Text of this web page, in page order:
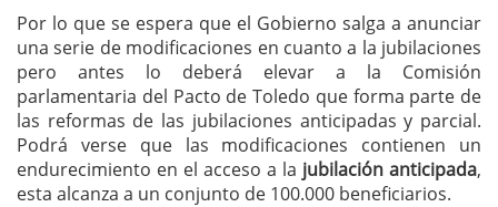
Por lo que se espera que el Gobierno salga a anunciar
una serie de modificaciones en cuanto a la jubilaciones
pero antes lo deberá elevar a la Comisión
parlamentaria del Pacto de Toledo que forma parte de
las reformas de las jubilaciones anticipadas y parcial.
Podrá verse que las modificaciones contienen un
endurecimiento en el acceso a la jubilación anticipada,
esta alcanza a un conjunto de 100.000 beneficiarios.